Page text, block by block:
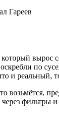
Гареев
по
и реальный,